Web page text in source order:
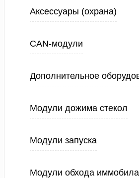
Аксессуары (охрана)
CAN-модули
Дополнительное
Модули дожима стекол
Модули запуска
Модули обхода